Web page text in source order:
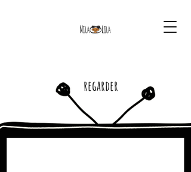
regarder